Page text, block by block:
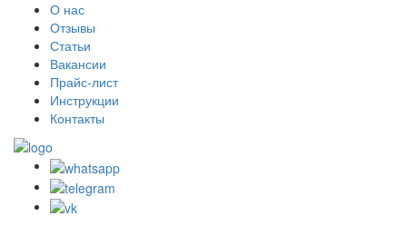
О нас
Отзывы
Статьи
Вакансии
Прайс-лист
Инструкции
Контакты